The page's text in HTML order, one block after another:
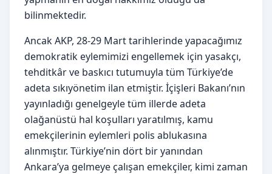
bilinmektedir.
Ancak AKP, 28-29 Mart tarihlerinde yapacağımız
demokratik eylemimizi engellemek için yasakçı,
tehditkâr ve baskıcı tutumuyla tüm Türkiye’de
adeta sıkıyönetim ilan etmiştir. İçişleri Bakanı’nın
yayınladığı genelgeyle tüm illerde adeta
olağanüstü hal koşulları yaratılmış, kamu
emekçilerinin eylemleri polis ablukasına
alınmıştır. Türkiye’nin dört bir yanından
Ankara’ya gelmeye çalışan emekçiler, kimi zaman